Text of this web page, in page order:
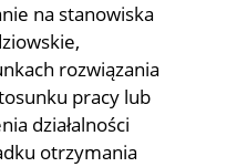
na stanowiska
rozwiązania
pracy lub
działalności
otrzymania